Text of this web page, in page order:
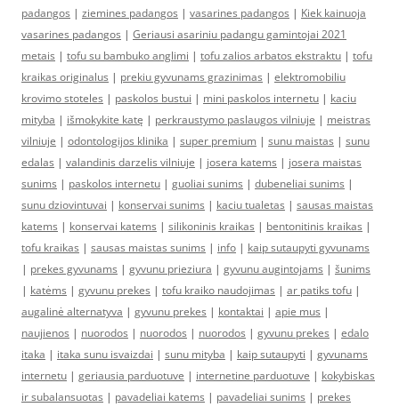
padangos | ziemines padangos | vasarines padangos | Kiek kainuoja
vasarines padangos | Geriausi asariniu padangu gamintojai 2021
metais | tofu su bambuko anglimi | tofu zalios arbatos ekstraktu | tofu
kraikas originalus | prekiu gyvunams grazinimas | elektromobiliu
krovimo stoteles | paskolos bustui | mini paskolos internetu | kaciu
mityba | išmokykite katę | perkraustymo paslaugos vilniuje | meistras
vilniuje | odontologijos klinika | super premium | sunu maistas | sunu
edalas | valandinis darzelis vilniuje | josera katems | josera maistas
sunims | paskolos internetu | guoliai sunims | dubeneliai sunims |
sunu dziovintuvai | konservai sunims | kaciu tualetas | sausas maistas
katems | konservai katems | silikoninis kraikas | bentonitinis kraikas |
tofu kraikas | sausas maistas sunims | info | kaip sutaupyti gyvunams
| prekes gyvunams | gyvunu prieziura | gyvunu augintojams | šunims
| katėms | gyvunu prekes | tofu kraiko naudojimas | ar patiks tofu |
augalinė alternatyva | gyvunu prekes | kontaktai | apie mus |
naujienos | nuorodos | nuorodos | nuorodos | gyvunu prekes | edalo
itaka | itaka sunu isvaizdai | sunu mityba | kaip sutaupyti | gyvunams
internetu | geriausia parduotuve | internetine parduotuve | kokybiskas
ir subalansuotas | pavadeliai katems | pavadeliai sunims | prekes